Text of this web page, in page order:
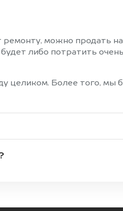
можно продать
либо потратить
целиком. Более того, мы